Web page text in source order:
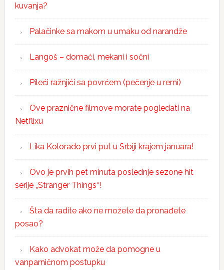
kuvanja?
Palačinke sa makom u umaku od narandže
Langoš – domaći, mekani i sočni
Pileći ražnjići sa povrćem (pečenje u rerni)
Ove praznične filmove morate pogledati na
Netflixu
Lika Kolorado prvi put u Srbiji krajem januara!
Ovo je prvih pet minuta poslednje sezone hit
serije „Stranger Things“!
Šta da radite ako ne možete da pronađete
posao?
Kako advokat može da pomogne u
vanparničnom postupku